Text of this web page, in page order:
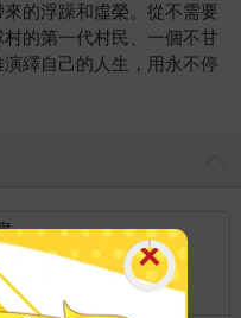
的浮躁和虛榮。從不需要
的第一代村民、一個不甘
繹自己的人生，用永不停
免運費